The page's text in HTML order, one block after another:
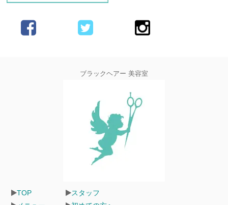
ブラックヘアー 美容室
TOP
スタッフ